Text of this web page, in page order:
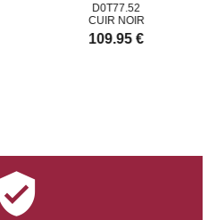
D0T77.52
CUIR NOIR
109.95 €